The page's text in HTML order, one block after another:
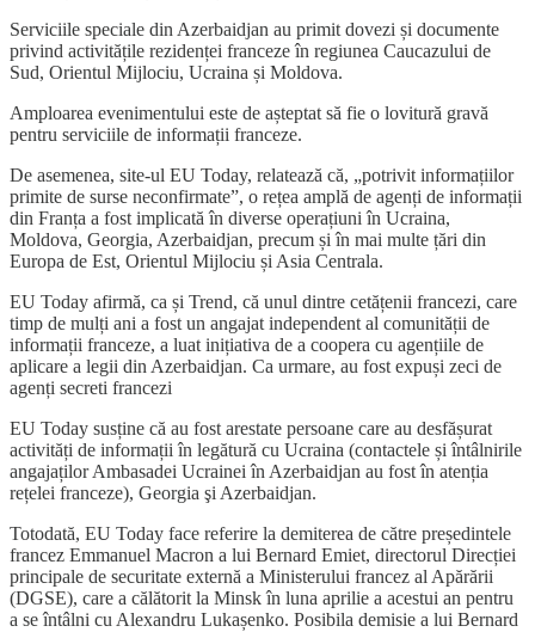
Serviciile speciale din Azerbaidjan au primit dovezi și documente
privind activitățile rezidenței franceze în regiunea Caucazului de
Sud, Orientul Mijlociu, Ucraina și Moldova.
Amploarea evenimentului este de așteptat să fie o lovitură gravă
pentru serviciile de informații franceze.
De asemenea, site-ul EU Today, relatează că, „potrivit informațiilor
primite de surse neconfirmate”, o rețea amplă de agenți de informații
din Franța a fost implicată în diverse operațiuni în Ucraina,
Moldova, Georgia, Azerbaidjan, precum și în mai multe țări din
Europa de Est, Orientul Mijlociu și Asia Centrala.
EU Today afirmă, ca și Trend, că unul dintre cetățenii francezi, care
timp de mulți ani a fost un angajat independent al comunității de
informații franceze, a luat inițiativa de a coopera cu agențiile de
aplicare a legii din Azerbaidjan. Ca urmare, au fost expuși zeci de
agenți secreti francezi
EU Today susține că au fost arestate persoane care au desfășurat
activități de informații în legătură cu Ucraina (contactele și întâlnirile
angajaților Ambasadei Ucrainei în Azerbaidjan au fost în atenția
rețelei franceze), Georgia şi Azerbaidjan.
Totodată, EU Today face referire la demiterea de către președintele
francez Emmanuel Macron a lui Bernard Emiet, directorul Direcției
principale de securitate externă a Ministerului francez al Apărării
(DGSE), care a călătorit la Minsk în luna aprilie a acestui an pentru
a se întâlni cu Alexandru Lukașenko. Posibila demisie a lui Bernard